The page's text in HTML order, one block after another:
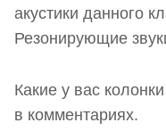
акустики данного
Резонирующие
Какие у вас
в комментариях.